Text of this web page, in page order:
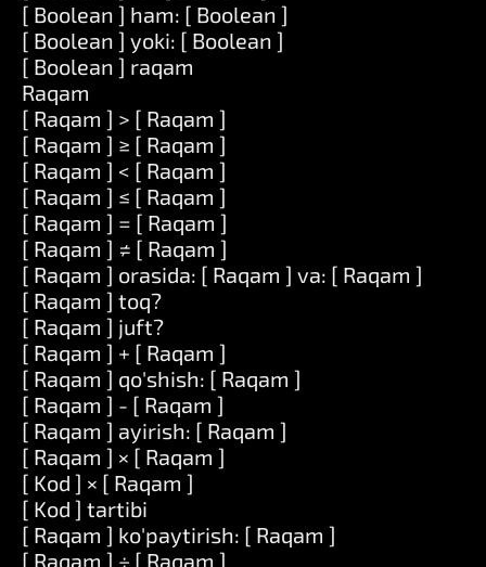
[ Boolean ] ham: [ Boolean ]
[ Boolean ] yoki: [ Boolean ]
[ Boolean ] raqam
Raqam
[ Raqam ] > [ Raqam ]
[ Raqam ] ≥ [ Raqam ]
[ Raqam ] < [ Raqam ]
[ Raqam ] ≤ [ Raqam ]
[ Raqam ] = [ Raqam ]
[ Raqam ] ≠ [ Raqam ]
[ Raqam ] orasida: [ Raqam ] va: [ Raqam ]
[ Raqam ] toq?
[ Raqam ] juft?
[ Raqam ] + [ Raqam ]
[ Raqam ] qo'shish: [ Raqam ]
[ Raqam ] - [ Raqam ]
[ Raqam ] ayirish: [ Raqam ]
[ Raqam ] × [ Raqam ]
[ Kod ] × [ Raqam ]
[ Kod ] tartibi
[ Raqam ] ko'paytirish: [ Raqam ]
[ Raqam ] ÷ [ Raqam ]